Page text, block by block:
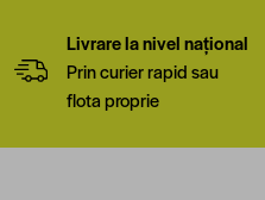
Livrare la nivel național
Prin curier rapid sau
flota proprie